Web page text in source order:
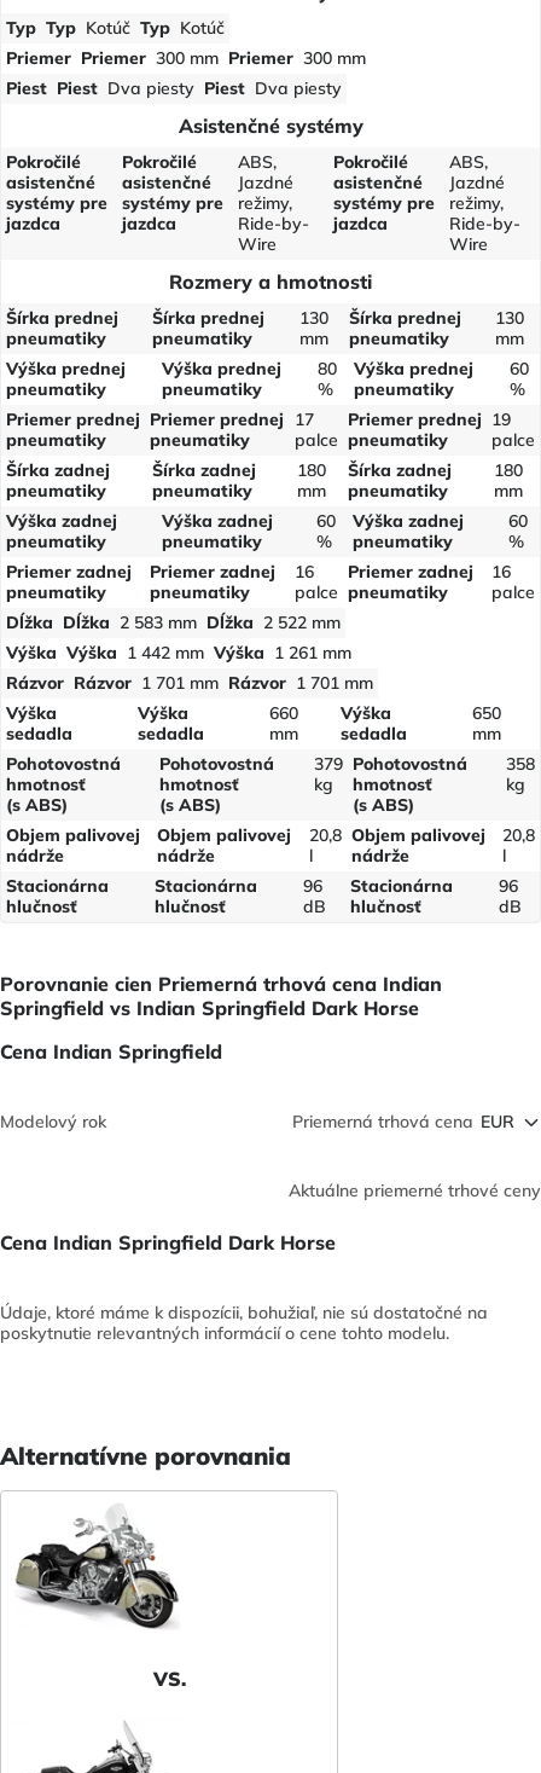
Typ Typ Kotúč Typ Kotúč
Priemer Priemer 300 mm Priemer 300 mm
Piest Piest Dva piesty Piest Dva piesty
Asistenčné systémy
Pokročilé
asistenčné
systémy pre
jazdca
Pokročilé
asistenčné
systémy pre
jazdca
ABS,
Jazdné
režimy,
Ride-by-
Wire
Pokročilé
asistenčné
systémy pre
jazdca
ABS,
Jazdné
režimy,
Ride-by-
Wire
Rozmery a hmotnosti
Šírka prednej
pneumatiky
Šírka prednej
pneumatiky
130
mm
Šírka prednej
pneumatiky
130
mm
Výška prednej
pneumatiky
Výška prednej
pneumatiky
80
%
Výška prednej
pneumatiky
60
%
Priemer prednej
pneumatiky
Priemer prednej
pneumatiky
17
palce
Priemer prednej
pneumatiky
19
palce
Šírka zadnej
pneumatiky
Šírka zadnej
pneumatiky
180
mm
Šírka zadnej
pneumatiky
180
mm
Výška zadnej
pneumatiky
Výška zadnej
pneumatiky
60
%
Výška zadnej
pneumatiky
60
%
Priemer zadnej
pneumatiky
Priemer zadnej
pneumatiky
16
palce
Priemer zadnej
pneumatiky
16
palce
Dĺžka Dĺžka 2 583 mm Dĺžka 2 522 mm
Výška Výška 1 442 mm Výška
1 261 mm
Rázvor Rázvor 1 701 mm Rázvor 1 701 mm
Výška
sedadla
Výška
sedadla
660
mm
Výška
sedadla
650
mm
Pohotovostná
hmotnosť
(s ABS)
Pohotovostná
hmotnosť
(s ABS)
379
kg
Pohotovostná
hmotnosť
(s ABS)
358
kg
Objem palivovej
nádrže
Objem palivovej
nádrže
20,8
l
Objem palivovej
nádrže
20,8
l
Stacionárna
hlučnosť
Stacionárna
hlučnosť
96
dB
Stacionárna
hlučnosť
96
dB
Porovnanie cien Priemerná trhová cena Indian
Springfield vs Indian Springfield Dark Horse
Cena Indian Springfield
Modelový rok Priemerná trhová cena
Aktuálne priemerné trhové ceny
Cena Indian Springfield Dark Horse
Údaje, ktoré máme k dispozícii, bohužiaľ, nie sú dostatočné na
poskytnutie relevantných informácií o cene tohto modelu.
Alternatívne porovnania
VS.